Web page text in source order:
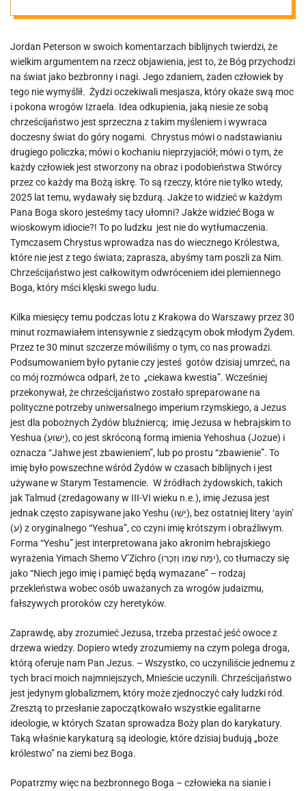
Jordan Peterson w swoich komentarzach biblijnych twierdzi, że
wielkim argumentem na rzecz objawienia, jest to, że Bóg przychodzi
na świat jako bezbronny i nagi. Jego zdaniem, żaden człowiek by
tego nie wymyślił. Żydzi oczekiwali mesjasza, który okaże swą moc
i pokona wrogów Izraela. Idea odkupienia, jaką niesie ze sobą
chrześcijaństwo jest sprzeczna z takim myśleniem i wywraca
doczesny świat do góry nogami. Chrystus mówi o nadstawianiu
drugiego policzka; mówi o kochaniu nieprzyjaciół; mówi o tym, że
każdy człowiek jest stworzony na obraz i podobieństwa Stwórcy
przez co każdy ma Bożą iskrę. To są rzeczy, które nie tylko wtedy,
2025 lat temu, wydawały się bzdurą. Jakże to widzieć w każdym
Pana Boga skoro jesteśmy tacy ułomni? Jakże widzieć Boga w
wioskowym idiocie?! To po ludzku jest nie do wytłumaczenia.
Tymczasem Chrystus wprowadza nas do wiecznego Królestwa,
które nie jest z tego świata; zaprasza, abyśmy tam poszli za Nim.
Chrześcijaństwo jest całkowitym odwróceniem idei plemiennego
Boga, który mści klęski swego ludu.
Kilka miesięcy temu podczas lotu z Krakowa do Warszawy przez 30
minut rozmawiałem intensywnie z siedzącym obok młodym Żydem.
Przez te 30 minut szczerze mówiliśmy o tym, co nas prowadzi.
Podsumowaniem było pytanie czy jesteś gotów dzisiaj umrzeć, na
co mój rozmówca odparł, że to „ciekawa kwestia”. Wcześniej
przekonywał, że chrześcijaństwo zostało spreparowane na
polityczne potrzeby uniwersalnego imperium rzymskiego, a Jezus
jest dla pobożnych Żydów bluźniercą; imię Jezusa w hebrajskim to
Yeshua (יֵשׁוּעַ), co jest skróconą formą imienia Yehoshua (Jozue) i
oznacza “Jahwe jest zbawieniem”, lub po prostu “zbawienie”. To
imię było powszechne wśród Żydów w czasach biblijnych i jest
używane w Starym Testamencie. W źródłach żydowskich, takich
jak Talmud (zredagowany w III-VI wieku n.e.), imię Jezusa jest
jednak często zapisywane jako Yeshu (יֵשׁוּ), bez ostatniej litery ‘ayin’
(ע) z oryginalnego “Yeshua”, co czyni imię krótszym i obraźliwym.
Forma “Yeshu” jest interpretowana jako akronim hebrajskiego
wyrażenia Yimach Shemo V’Zichro (יִמַּח שְׁמוֹ וְזִכְרוֹ), co tłumaczy się
jako “Niech jego imię i pamięć będą wymazane” – rodzaj
przekleństwa wobec osób uważanych za wrogów judaizmu,
fałszywych proroków czy heretyków.
Zaprawdę, aby zrozumieć Jezusa, trzeba przestać jeść owoce z
drzewa wiedzy. Dopiero wtedy zrozumiemy na czym polega droga,
którą oferuje nam Pan Jezus. – Wszystko, co uczyniliście jednemu z
tych braci moich najmniejszych, Mnieście uczynili. Chrześcijaństwo
jest jedynym globalizmem, który może zjednoczyć cały ludzki ród.
Zresztą to przesłanie zapoczątkowało wszystkie egalitarne
ideologie, w których Szatan sprowadza Boży plan do karykatury.
Taką właśnie karykaturą są ideologie, które dzisiaj budują „boże
królestwo” na ziemi bez Boga.
Popatrzmy więc na bezbronnego Boga – człowieka na sianie i